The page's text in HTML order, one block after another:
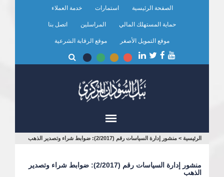
الصفحة الرئيسية استمارات خدمة العملاء
حماية المستهلك المالي المراسلين اتصل بنا
موقع التمويل الأصغر موقع الرقابة الشرعية
أنت
الرئيسية > منشور إدارة السياسات رقم (2/2017): ضوابط شراء وتصدير الذهب
منشور إدارة السياسات رقم (2/2017): ضوابط شراء وتصدير
الذهب